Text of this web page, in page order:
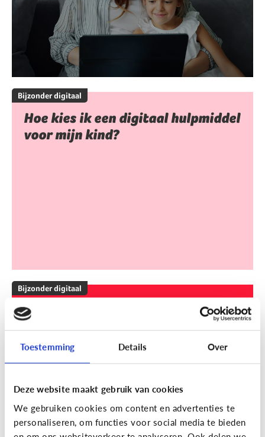
Toestemming Details Over
Deze website maakt gebruik van cookies
We gebruiken cookies om content en advertenties te
personaliseren, om functies voor social media te bieden
Bijzonder digitaal
Hoe kies ik een digitaal hulpmiddel
voor mijn kind?
Bijzonder digitaal
Mijn kind is slechthorend of doof.
Welke apps of toepassingen
kunnen helpen?